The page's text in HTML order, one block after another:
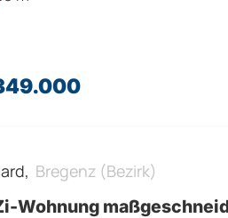
Bregenz (Bezirk)
Wohnung